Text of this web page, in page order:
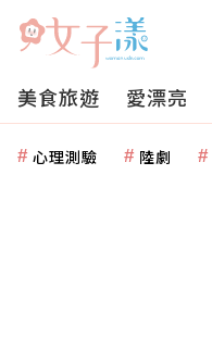
美食旅遊 愛漂亮
心理測驗 陸劇